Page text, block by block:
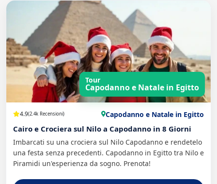
Tour
Capodanno e Natale in Egitto
4.9(2.4k Recensioni) Capodanno e Natale in Egitto
Cairo e Crociera sul Nilo a Capodanno in 8 Giorni
Imbarcati su una crociera sul Nilo Capodanno e rendetelo
una festa senza precedenti. Capodanno in Egitto tra Nilo e
Piramidi un'esperienza da sogno. Prenota!